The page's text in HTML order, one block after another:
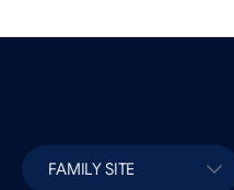
FAMILY SITE